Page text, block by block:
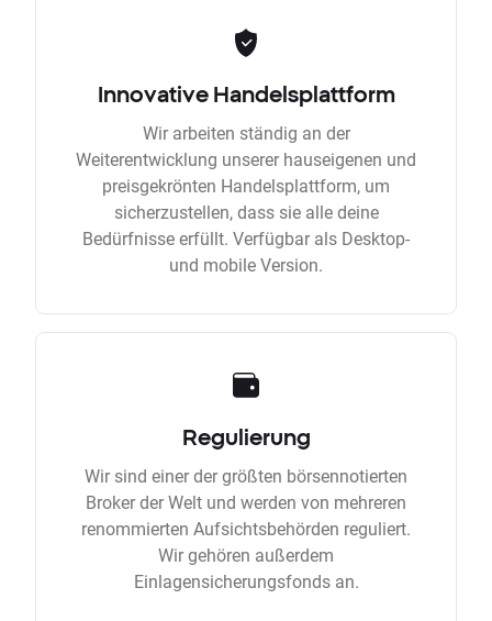
Innovative Handelsplattform
Wir arbeiten ständig an der
Weiterentwicklung unserer hauseigenen und
preisgekrönten Handelsplattform, um
sicherzustellen, dass sie alle deine
Bedürfnisse erfüllt. Verfügbar als Desktop-
und mobile Version.
Regulierung
Wir sind einer der größten börsennotierten
Broker der Welt und werden von mehreren
renommierten Aufsichtsbehörden reguliert.
Wir gehören außerdem
Einlagensicherungsfonds an.